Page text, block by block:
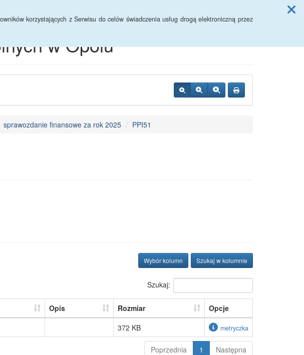
korzystających z Serwisu do celów świadczenia usług drogą elektroniczną przez
w Opolu
sprawozdanie finansowe za rok 2025 PPI51
Szukaj w kolumnie
Wybór kolumn
Szukaj:
Opis Rozmiar
Opcje
372 KB metryczka
Poprzednia 1 Następna